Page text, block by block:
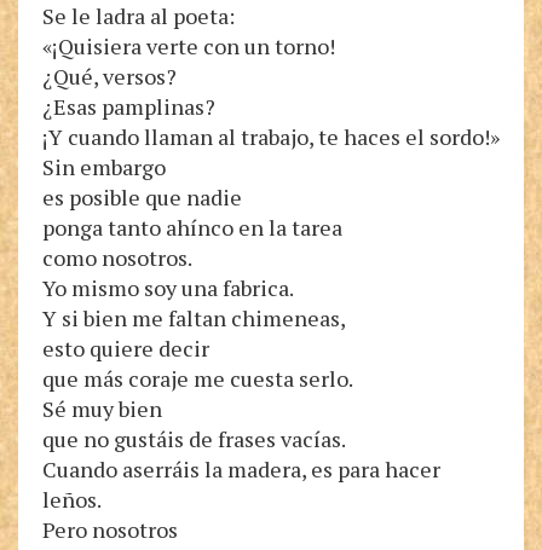
Se le ladra al poeta:
«¡Quisiera verte con un torno!
¿Qué, versos?
¿Esas pamplinas?
¡Y cuando llaman al trabajo, te haces el sordo!»
Sin embargo
es posible que nadie
ponga tanto ahínco en la tarea
como nosotros.
Yo mismo soy una fabrica.
Y si bien me faltan chimeneas,
esto quiere decir
que más coraje me cuesta serlo.
Sé muy bien
que no gustáis de frases vacías.
Cuando aserráis la madera, es para hacer
leños.
Pero nosotros